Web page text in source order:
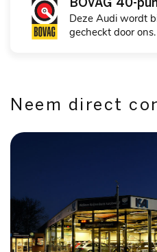
BOVAG 40-
Deze Audi wordt
gecheckt door ons.
Neem direct